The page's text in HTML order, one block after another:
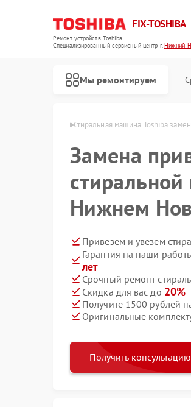
FIX-TOSHIBA
Ремонт устройств Toshiba
Специализированный cервисный центр г.Нижний
Мы ремонтируем
Стиральная машина Toshiba
Замена
Нижнем
Привезем и увезем
Гарантия на наши
лет
Срочный ремонт
Скидка для вас до 20%
Получите 1500 рублей
Оригинальные
Получить консультацию